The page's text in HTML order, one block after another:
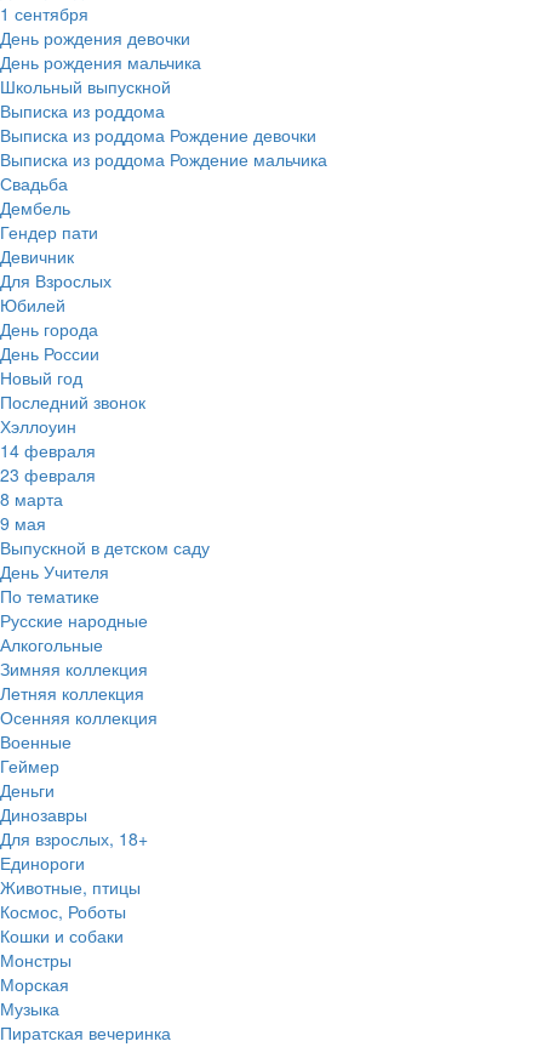
1 сентября
День рождения девочки
День рождения мальчика
Школьный выпускной
Выписка из роддома
Выписка из роддома Рождение девочки
Выписка из роддома Рождение мальчика
Свадьба
Дембель
Гендер пати
Девичник
Для Взрослых
Юбилей
День города
День России
Новый год
Последний звонок
Хэллоуин
14 февраля
23 февраля
8 марта
9 мая
Выпускной в детском саду
День Учителя
По тематике
Русские народные
Алкогольные
Зимняя коллекция
Летняя коллекция
Осенняя коллекция
Военные
Геймер
Деньги
Динозавры
Для взрослых, 18+
Единороги
Животные, птицы
Космос, Роботы
Кошки и собаки
Монстры
Морская
Музыка
Пиратская вечеринка